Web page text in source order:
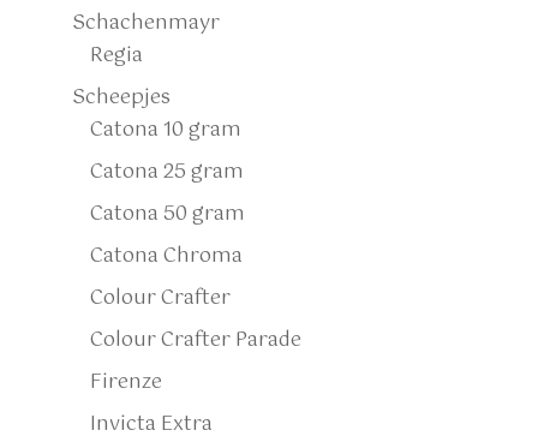
Schachenmayr
Regia
Scheepjes
Catona 10 gram
Catona 25 gram
Catona 50 gram
Catona Chroma
Colour Crafter
Colour Crafter Parade
Firenze
Invicta Extra